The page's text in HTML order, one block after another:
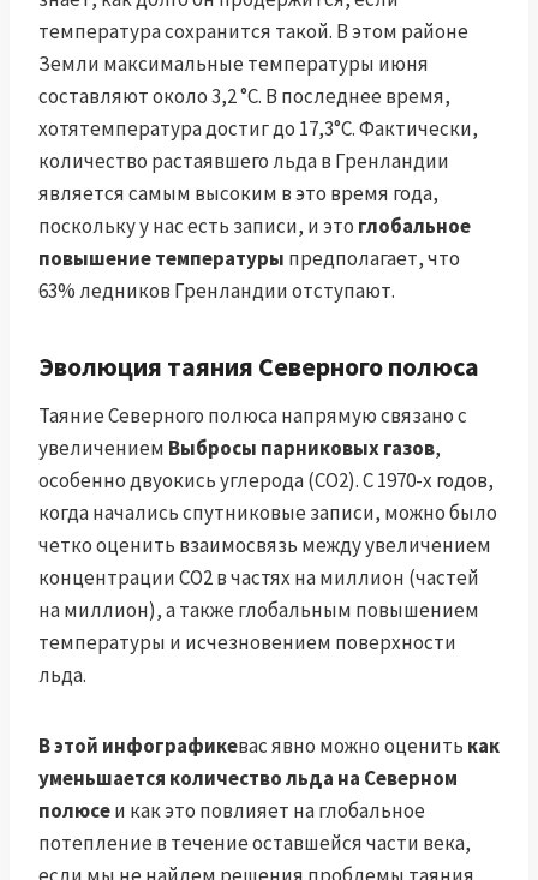
температура сохранится такой. В этом районе
Земли максимальные температуры июня
составляют около 3,2 °C. В последнее время,
хотятемпературадостигдо 17,3°С. Фактически,
количество растаявшего льда в Гренландии
является самым высоким в это время года,
поскольку у нас есть записи, и это глобальное
повышение температуры предполагает, что
63% ледников Гренландии отступают.
Эволюция таяния Северного полюса
Таяние Северного полюса напрямую связано с
увеличением Выбросы парниковых газов,
особенно двуокись углерода (CO2). С 1970-х годов,
когда начались спутниковые записи, можно было
четко оценить взаимосвязь между увеличением
концентрации CO2 в частях на миллион (частей
на миллион), а также глобальным повышением
температуры и исчезновением поверхности
льда.
В этой инфографикевас явно можно оценить как
уменьшается количество льда на Северном
полюсеи как это повлияет на глобальное
потепление в течение оставшейся части века,